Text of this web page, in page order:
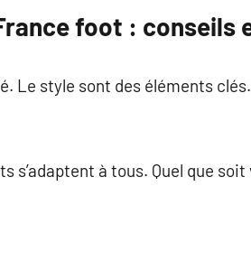
foot : conseils
Le style sont des éléments clés.
s’adaptent à tous. Quel que